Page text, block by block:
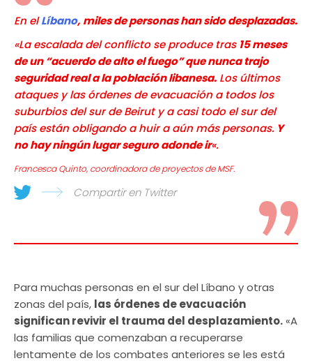
En elLíbano, miles de personas han sido desplazadas.
«La escalada del conflicto se produce tras 15 meses
de un “acuerdo de alto el fuego” que nunca trajo
seguridad real a la población libanesa. Los últimos
ataques y las órdenes de evacuación a todos los
suburbios del sur de Beirut y a casi todo el sur del
país están obligando a huir a aún más personas. Y
no hay ningún lugar seguro adonde ir«.
Francesca Quinto, coordinadora de proyectos de MSF.
Compartir en Twitter
Para muchas personas en el sur del Líbano y otras
zonas del país, las órdenes de evacuación
significan revivir el trauma del desplazamiento.«A
las familias que comenzaban a recuperarse
lentamente de los combates anteriores se les está